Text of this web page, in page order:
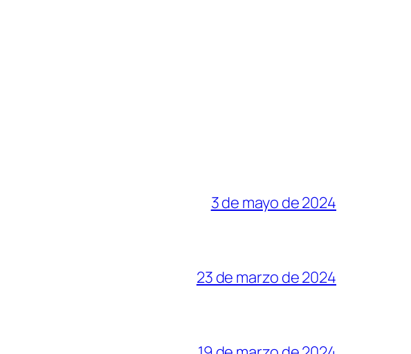
3 de mayo de 2024
23 de marzo de 2024